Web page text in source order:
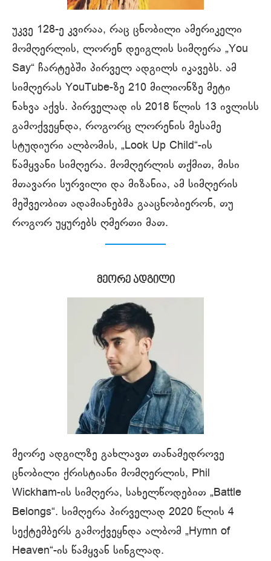
უკვე 128-ე კვირაა, რაც ცნობილი ამერიკელი
მომღერლის, ლორენ დეიგლის სიმღერა „You
Say“ ჩარტებში პირველ ადგილს იკავებს. ამ
სიმღერას YouTube-ზე 210 მილიონზე მეტი
ნახვა აქვს. პირველად ის 2018 წლის 13 ივლისს
გამოქვეყნდა, როგორც ლორენის მესამე
სტუდიური ალბომის, „Look Up Child“-ის
წამყვანი სიმღერა. მომღერლის თქმით, მისი
მთავარი სურვილი და მიზანია, ამ სიმღერის
მეშვეობით ადამიანებმა გააცნობიერონ, თუ
როგორ უყურებს ღმერთი მათ.
მეორე ადგილი
მეორე ადგილზე გახლავთ თანამედროვე
ცნობილი ქრისტიანი მომღერლის, Phil
Wickham-ის სიმღერა, სახელწოდებით „Battle
Belongs“. სიმღერა პირველად 2020 წლის 4
სექტემბერს გამოქვეყნდა ალბომ „Hymn of
Heaven“-ის წამყვან სინგლად.